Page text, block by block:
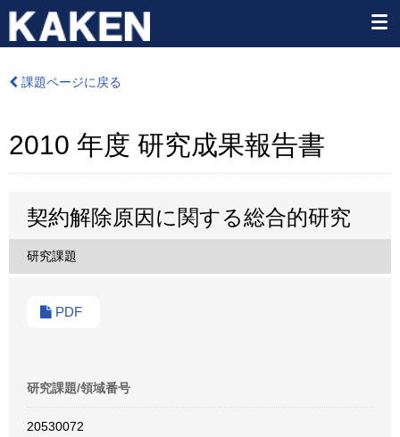
課題ページに戻る
2010 年度 研究成果報告書
契約解除原因に関する総合的研究
研究課題
PDF
研究課題/領域番号
20530072